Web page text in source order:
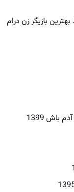
بهترین بازیگر زن درام
باش 1399